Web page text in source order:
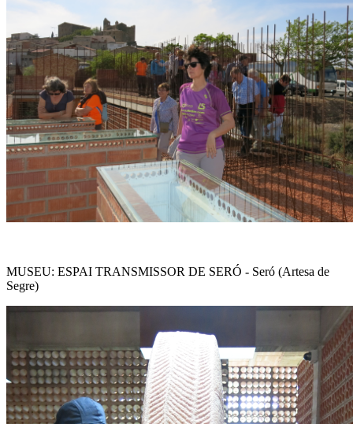
MUSEU: ESPAI TRANSMISSOR DE SERÓ - Seró (Artesa de
Segre)